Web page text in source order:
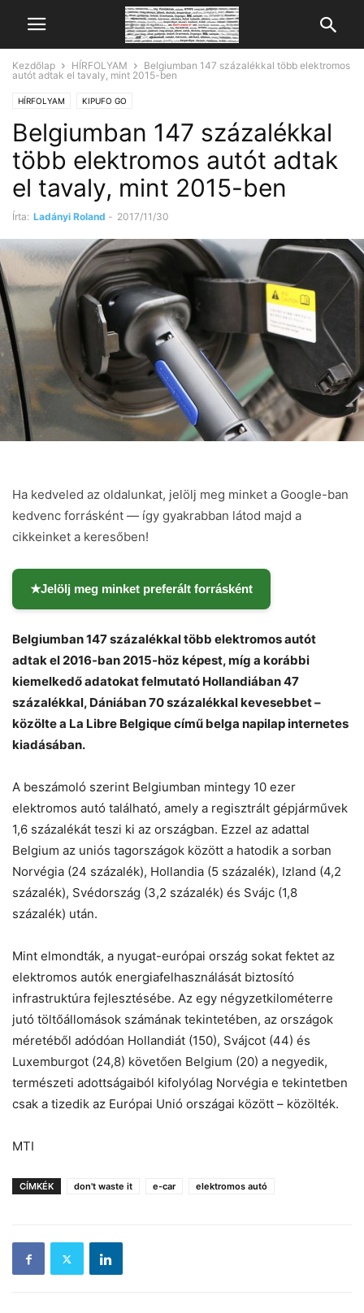
Kezdőlap HÍRFOLYAM
Belgiumban 147 százalékkal több elektromos
autót adtak el tavaly, mint 2015-ben
HÍRFOLYAM KIPUFO GO
Belgiumban 147 százalékkal
több elektromos autót adtak
el tavaly, mint 2015-ben
Írta: Ladányi Roland - 2017/11/30
Ha kedveled az oldalunkat, jelölj meg minket a Google-ban
kedvenc forrásként — így gyakrabban látod majd a
cikkeinket a keresőben!
★Jelölj meg minket preferált forrásként
Belgiumban 147 százalékkal több elektromos autót
adtak el 2016-ban 2015-höz képest, míg a korábbi
kiemelkedő adatokat felmutató Hollandiában 47
százalékkal, Dániában 70 százalékkal kevesebbet –
közölte a La Libre Belgique című belga napilap internetes
kiadásában.
A beszámoló szerint Belgiumban mintegy 10 ezer
elektromos autó található, amely a regisztrált gépjárművek
1,6 százalékát teszi ki az országban. Ezzel az adattal
Belgium az uniós tagországok között a hatodik a sorban
Norvégia (24 százalék), Hollandia (5 százalék), Izland (4,2
százalék), Svédország (3,2 százalék) és Svájc (1,8
százalék) után.
Mint elmondták, a nyugat-európai ország sokat fektet az
elektromos autók energiafelhasználását biztosító
infrastruktúra fejlesztésébe. Az egy négyzetkilométerre
jutó töltőállomások számának tekintetében, az országok
méretéből adódóan Hollandiát (150), Svájcot (44) és
Luxemburgot (24,8) követően Belgium (20) a negyedik,
természeti adottságaiból kifolyólag Norvégia e tekintetben
csak a tizedik az Európai Unió országai között – közölték.
MTI
CÍMKÉK don't waste it e-car elektromos autó
Chat Mr wAIste
Helló! Miben segíthetek ma?